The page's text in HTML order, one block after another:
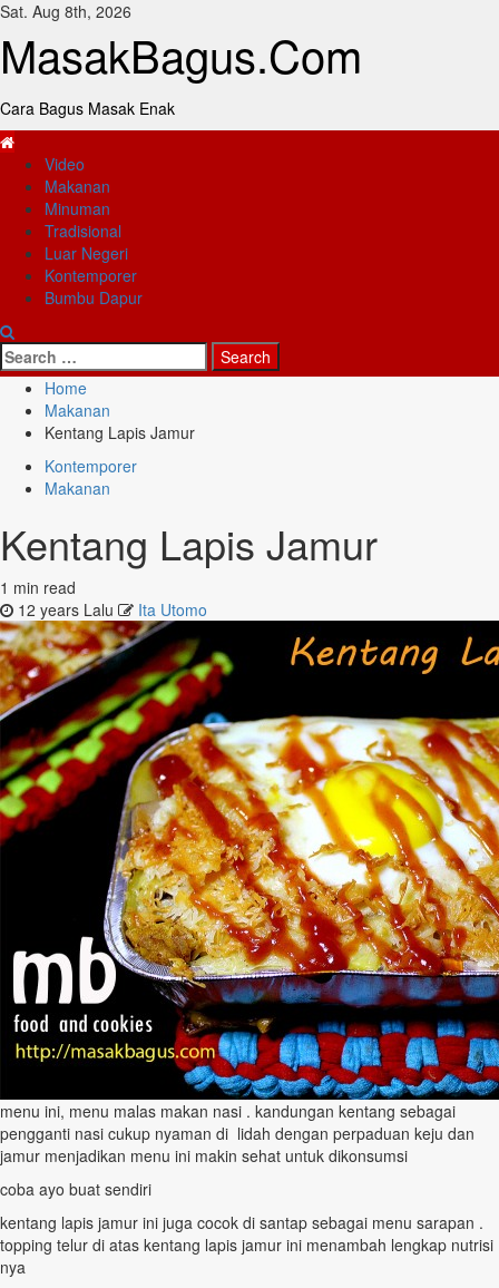
Skip
content
Sat. Aug 8th, 2026
MasakBagus.Com
Cara Bagus Masak Enak
Primary
Menu
Video
Makanan
Minuman
Tradisional
Luar Negeri
Kontemporer
Bumbu Dapur
Search
for:
Home
Makanan
Kentang Lapis Jamur
Kontemporer
Makanan
Kentang Lapis Jamur
1 min read
12 years Lalu
Ita Utomo
menu ini, menu malas makan nasi . kandungan kentang sebagai
pengganti nasi cukup nyaman di lidah dengan perpaduan keju dan
jamur menjadikan menu ini makin sehat untuk dikonsumsi
coba ayo buat sendiri
kentang lapis jamur ini juga cocok di santap sebagai menu sarapan .
topping telur di atas kentang lapis jamur ini menambah lengkap nutrisi
nya